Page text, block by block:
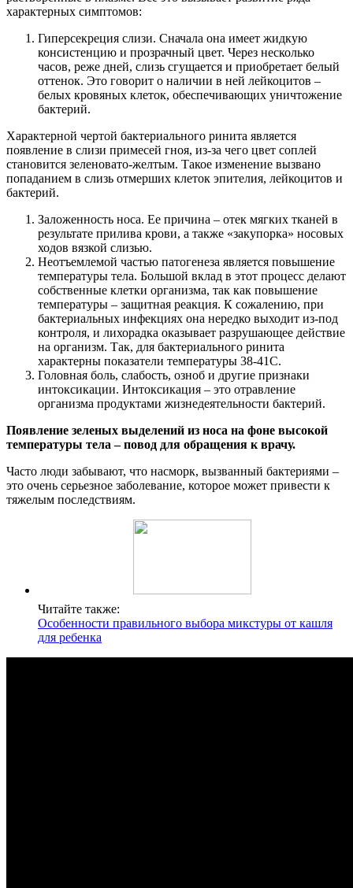
характерных симптомов:
Гиперсекреция слизи. Сначала она имеет жидкую
консистенцию и прозрачный цвет. Через несколько
часов, реже дней, слизь сгущается и приобретает белый
оттенок. Это говорит о наличии в ней лейкоцитов –
белых кровяных клеток, обеспечивающих уничтожение
бактерий.
Характерной чертой бактериального ринита является
появление в слизи примесей гноя, из-за чего цвет соплей
становится зеленовато-желтым. Такое изменение вызвано
попаданием в слизь отмерших клеток эпителия, лейкоцитов и
бактерий.
Заложенность носа. Ее причина – отек мягких тканей в
результате прилива крови, а также «закупорка» носовых
ходов вязкой слизью.
Неотъемлемой частью патогенеза является повышение
температуры тела. Большой вклад в этот процесс делают
собственные клетки организма, так как повышение
температуры – защитная реакция. К сожалению, при
бактериальных инфекциях она нередко выходит из-под
контроля, и лихорадка оказывает разрушающее действие
на организм. Так, для бактериального ринита
характерны показатели температуры 38-41С.
Головная боль, слабость, озноб и другие признаки
интоксикации. Интоксикация – это отравление
организма продуктами жизнедеятельности бактерий.
Появление зеленых выделений из носа на фоне высокой
температуры тела – повод для обращения к врачу.
Часто люди забывают, что насморк, вызванный бактериями –
это очень серьезное заболевание, которое может привести к
тяжелым последствиям.
Читайте также:
Особенности правильного выбора микстуры от кашля
для ребенка